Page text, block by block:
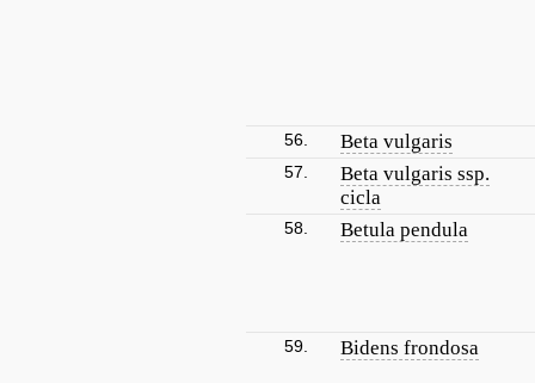
56. Beta vulgaris
57.
Beta vulgaris ssp.
cicla
58. Betula pendula
59. Bidens frondosa